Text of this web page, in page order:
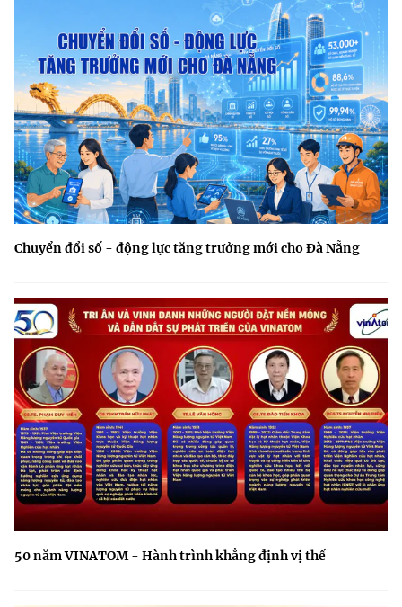
Chuyển đổi số - động lực tăng trưởng mới cho Đà Nẵng
50 năm VINATOM - Hành trình khẳng định vị thế